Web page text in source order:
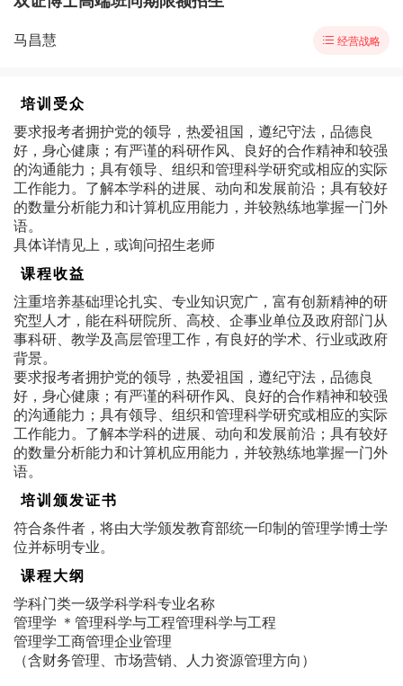
马昌慧  经营战略
培训受众
要求报考者拥护党的领导，热爱祖国，遵纪守法，品德良
好，身心健康；有严谨的科研作风、良好的合作精神和较强
的沟通能力；具有领导、组织和管理科学研究或相应的实际
工作能力。了解本学科的进展、动向和发展前沿；具有较好
的数量分析能力和计算机应用能力，并较熟练地掌握一门外
语。
具体详情见上，或询问招生老师
课程收益
注重培养基础理论扎实、专业知识宽广，富有创新精神的研
究型人才，能在科研院所、高校、企事业单位及政府部门从
事科研、教学及高层管理工作，有良好的学术、行业或政府
背景。
要求报考者拥护党的领导，热爱祖国，遵纪守法，品德良
好，身心健康；有严谨的科研作风、良好的合作精神和较强
的沟通能力；具有领导、组织和管理科学研究或相应的实际
工作能力。了解本学科的进展、动向和发展前沿；具有较好
的数量分析能力和计算机应用能力，并较熟练地掌握一门外
语。
培训颁发证书
符合条件者，将由大学颁发教育部统一印制的管理学博士学
位并标明专业。
课程大纲
学科门类一级学科学科专业名称
管理学 ＊管理科学与工程管理科学与工程
管理学工商管理企业管理
（含财务管理、市场营销、人力资源管理方向）